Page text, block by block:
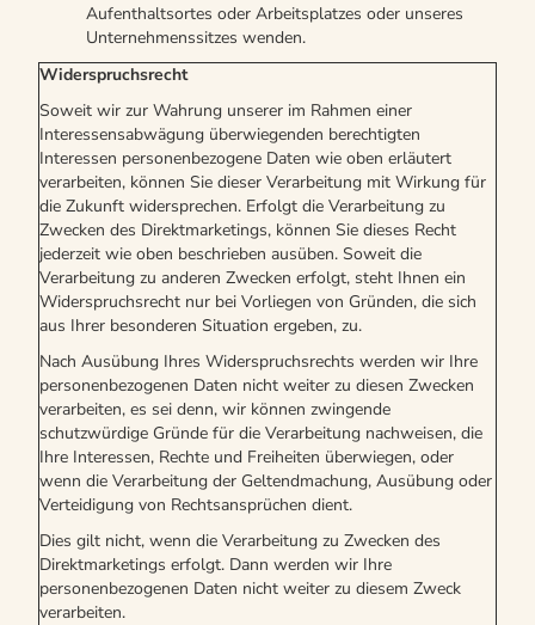
Aufenthaltsortes oder Arbeitsplatzes oder unseres
Unternehmenssitzes wenden.
Widerspruchsrecht
Soweit wir zur Wahrung unserer im Rahmen einer
Interessensabwägung überwiegenden berechtigten
Interessen personenbezogene Daten wie oben erläutert
verarbeiten, können Sie dieser Verarbeitung mit Wirkung für
die Zukunft widersprechen. Erfolgt die Verarbeitung zu
Zwecken des Direktmarketings, können Sie dieses Recht
jederzeit wie oben beschrieben ausüben. Soweit die
Verarbeitung zu anderen Zwecken erfolgt, steht Ihnen ein
Widerspruchsrecht nur bei Vorliegen von Gründen, die sich
aus Ihrer besonderen Situation ergeben, zu.
Nach Ausübung Ihres Widerspruchsrechts werden wir Ihre
personenbezogenen Daten nicht weiter zu diesen Zwecken
verarbeiten, es sei denn, wir können zwingende
schutzwürdige Gründe für die Verarbeitung nachweisen, die
Ihre Interessen, Rechte und Freiheiten überwiegen, oder
wenn die Verarbeitung der Geltendmachung, Ausübung oder
Verteidigung von Rechtsansprüchen dient.
Dies gilt nicht, wenn die Verarbeitung zu Zwecken des
Direktmarketings erfolgt. Dann werden wir Ihre
personenbezogenen Daten nicht weiter zu diesem Zweck
verarbeiten.